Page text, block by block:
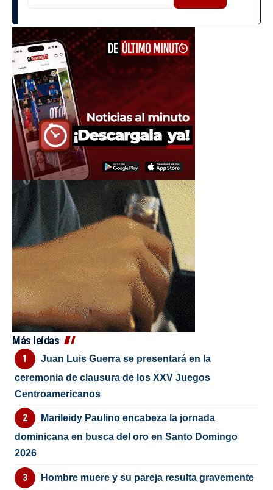
Más leídas
Juan Luis Guerra se presentará en la
ceremonia de clausura de los XXV Juegos
Centroamericanos
Marileidy Paulino encabeza la jornada
dominicana en busca del oro en Santo Domingo
2026
Hombre muere y su pareja resulta gravemente